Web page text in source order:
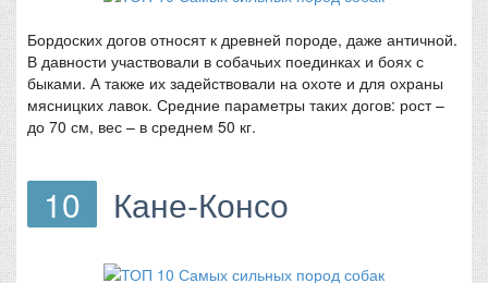
Бордоских догов относят к древней породе, даже античной.
В давности участвовали в собачьих поединках и боях с
быками. А также их задействовали на охоте и для охраны
мясницких лавок. Средние параметры таких догов: рост –
до 70 см, вес – в среднем 50 кг.
10 Кане-Консо